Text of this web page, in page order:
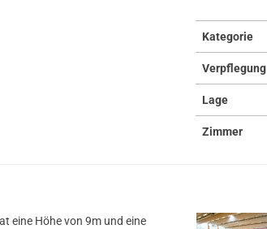
Kategorie
Verpflegung
Lage
Zimmer
eine Höhe von 9m und eine